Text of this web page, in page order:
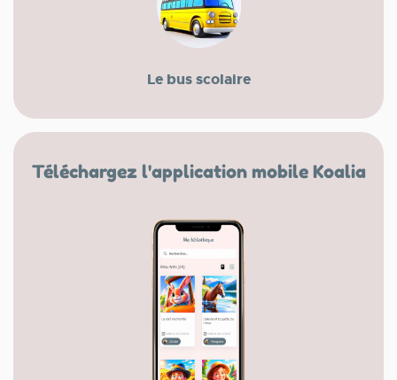
Le bus scolaire
Téléchargez l'application mobile Koalia